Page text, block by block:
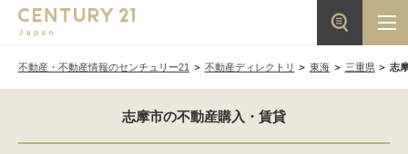
不動産・不動産情報のセンチュリー21 不動産ディレクトリ 東海 三重県 志
志摩市の不動産購入・賃貸